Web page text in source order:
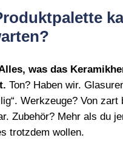
was das
Ton? Haben wir.
Werkzeuge? Von zart
Zubehör? Mehr als du
trotzdem wollen.